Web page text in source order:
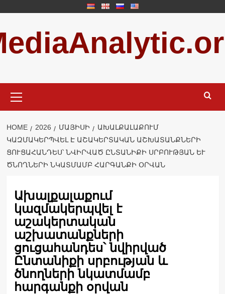
content
Menu
HOME 2026 ՄԱՅԻՍԻ
ԱԽԱԼՔԱԼԱՔՈՒՄ
ԿԱԶՄԱԿԵՐՊՎԵԼ Է ԱՇԱԿԵՐՏԱԿԱՆ ԱՇԽԱՏԱՆՔՆԵՐԻ
ՑՈՒՑԱՀԱՆԴԵՍ՝ ՆՎԻՐՎԱԾ ԸՆՏԱՆԻՔԻ ՍՐԲՈՒԹՅԱՆ ԵՒ Ծ
ՆՈՂՆԵՐԻ ՆԿԱՏՄԱՄԲ ՀԱՐԳԱՆՔԻ ՕՐՎԱՆ
Ախալքալաքում
կազմակերպվել է
աշակերտական
աշխատանքների
ցուցահանդես՝ նվիրված
Ընտանիքի սրբության և
ծնողների նկատմամբ
հարգանքի օրվան